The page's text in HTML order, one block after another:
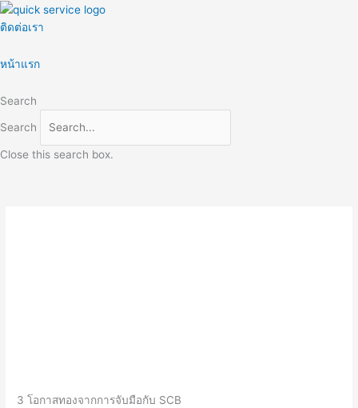
Skip
to
ติดต่อเรา
หน้าแรก
Search
Search
Close this search box.
3 โอกาสทองจากการจับมือกับ SCB